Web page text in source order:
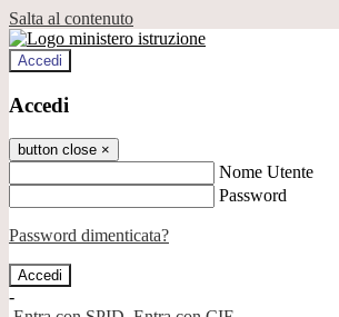
Salta al contenuto
Accedi
Accedi
button close ×
Nome Utente
Password
Password dimenticata?
-